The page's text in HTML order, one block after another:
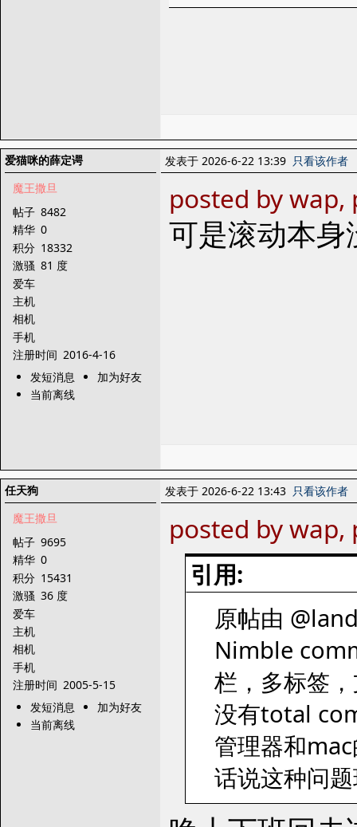
爱猫咪的薛定谔
魔王撒旦
帖子 8482
精华 0
积分 18332
激骚 81 度
爱车
主机
相机
手机
注册时间 2016-4-16
发短消息
加为好友
当前离线
发表于 2026-6-22 13:39 只看该作者
posted by
可是滚动本身
任天狗
魔王撒旦
帖子 9695
精华 0
积分 15431
激骚 36 度
爱车
主机
相机
手机
注册时间 2005-5-15
发短消息
加为好友
当前离线
发表于 2026-6-22 13:43 只看该作者
posted by
引用:
原帖由
Nimble
栏，多标签
没有total
管理器和
话说这种问